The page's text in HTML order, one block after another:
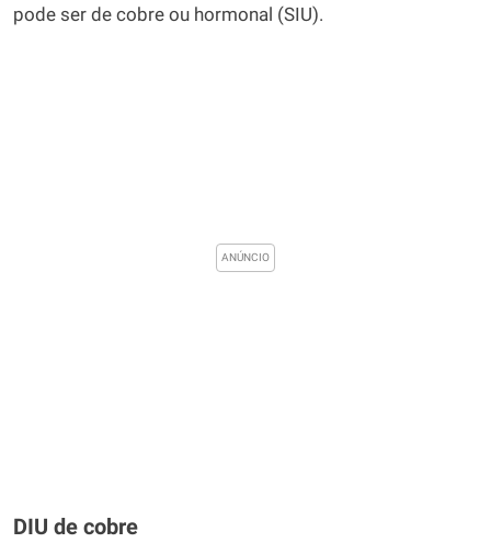
pode ser de cobre ou hormonal (SIU).
DIU de cobre